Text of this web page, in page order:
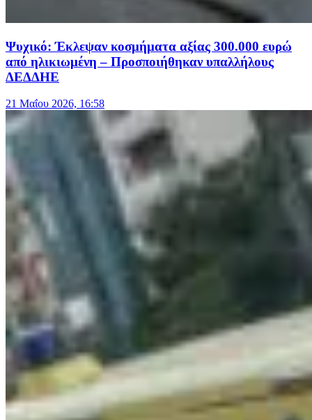
Ψυχικό: Έκλεψαν κοσμήματα αξίας 300.000 ευρώ
από ηλικιωμένη – Προσποιήθηκαν υπαλλήλους
ΔΕΔΔΗΕ
21 Μαΐου 2026, 16:58